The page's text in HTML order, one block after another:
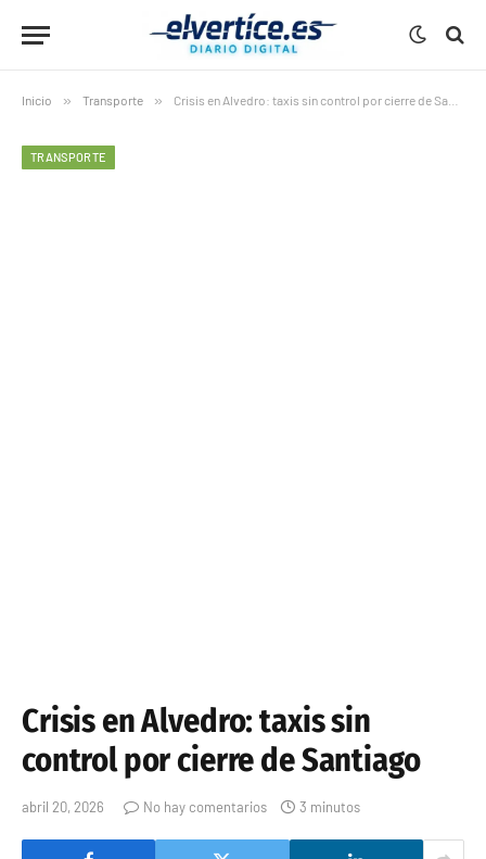
Inicio » Transporte » Crisis en Alvedro: taxis sin control por cierre de Santiago
TRANSPORTE
Crisis en Alvedro: taxis sin
control por cierre de Santiago
abril 20, 2026 No hay comentarios 3 minutos